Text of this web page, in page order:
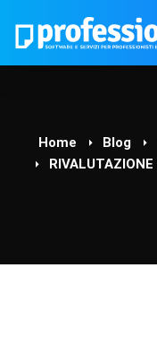
Home Blog